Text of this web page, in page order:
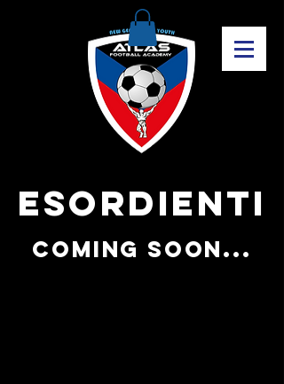
ESORDIENTI
coming soon...